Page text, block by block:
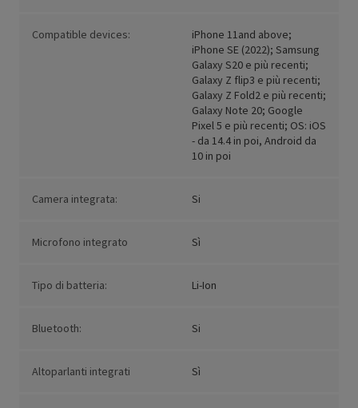
Compatible devices:
iPhone 11and above;
iPhone SE (2022); Samsung
Galaxy S20 e più recenti;
Galaxy Z flip3 e più recenti;
Galaxy Z Fold2 e più recenti;
Galaxy Note 20; Google
Pixel 5 e più recenti; OS: iOS
- da 14.4 in poi, Android da
10 in poi
Camera integrata: Si
Microfono integrato Sì
Tipo di batteria: Li-Ion
Bluetooth: Si
Altoparlanti integrati Sì